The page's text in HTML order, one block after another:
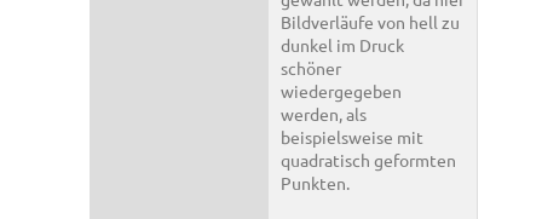
Bildverläufe von hell zu
dunkel im Druck
schöner
wiedergegeben
werden, als
beispielsweise mit
quadratisch geformten
Punkten.